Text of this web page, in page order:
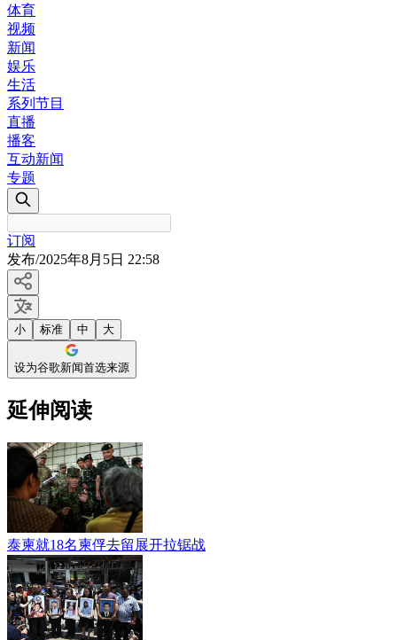
体育
视频
新闻
娱乐
生活
系列节目
直播
播客
互动新闻
专题
订阅
发布/2025年8月5日 22:58
小 标准 中 大
设为谷歌新闻首选来源
延伸阅读
泰柬就18名柬俘去留展开拉锯战